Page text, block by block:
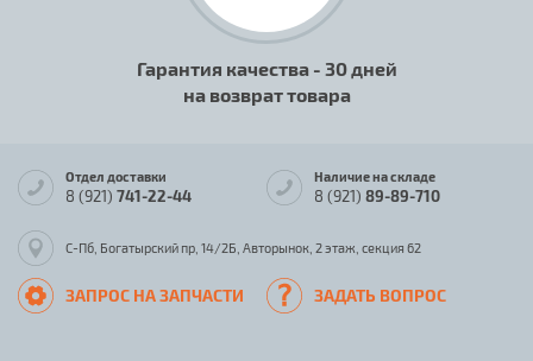
Гарантия качества - 30 дней
на возврат товара
Отдел доставки
8 (921) 741-22-44
Наличие на складе
8 (921) 89-89-710
С-Пб, Богатырский пр, 14/2Б, Авторынок, 2 этаж, секция 62
ЗАПРОС НА ЗАПЧАСТИ ЗАДАТЬ ВОПРОС